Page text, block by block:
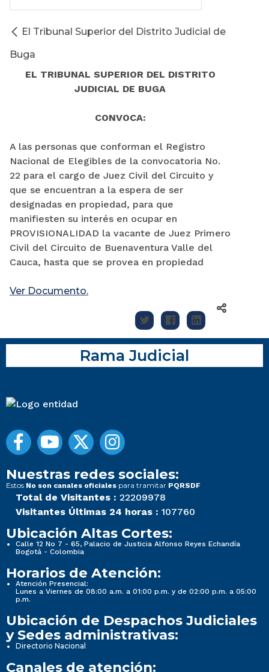
El Tribunal Superior del Distrito Judicial de
Buga
EL TRIBUNAL SUPERIOR DEL DISTRITO
JUDICIAL DE BUGA
CONVOCA:
A las personas que conforman el Registro
Nacional de Elegibles de la convocatoria No.
22 para el cargo de Juez Civil del Circuito y
que se encuentran a la espera de ser
designadas en propiedad, para que
manifiesten su interés en ocupar en
PROVISIONALIDAD la vacante de Juez Primero
Civil del Circuito de Buenaventura Valle del
Cauca, hasta que se provea en propiedad
Ver Documento.
Rama Judicial
Nuestras redes sociales:
Estos No son canales oficiales para tramitar PQRSDF
Total de Visitantes : 22209978
Visitantes Últimas 24 horas : 107760
Ubicación Altas Cortes:
Calle 12 No 7 - 65, Palacio de Justicia Alfonso Reyes Echandía
Bogotá - Colombia
Horarios de Atención:
Atención Presencial:
Lunes a Viernes de 08:00 a.m. a 01:00 p.m. y de 02:00 p.m. a 05:00
p.m.
Ubicación de Despachos Judiciales
y Sedes administrativas:
Directorio Nacional
Canales de atención: